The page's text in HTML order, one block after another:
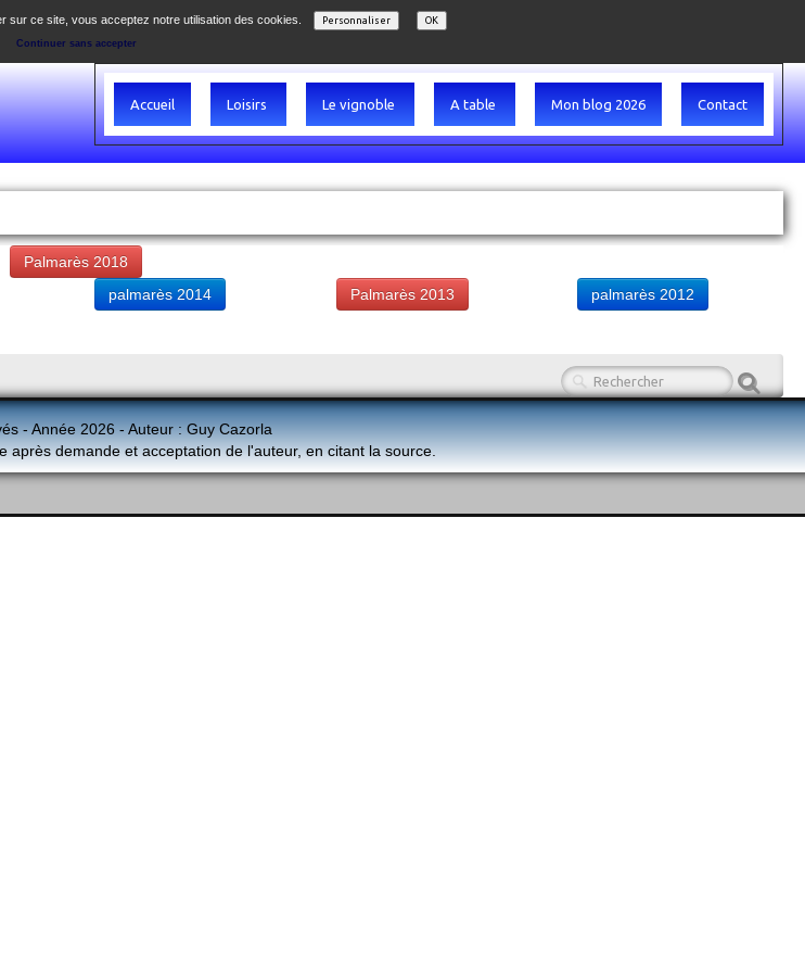
sur ce site, vous acceptez notre utilisation des cookies. Personnaliser OK
Continuer sans accepter
Accueil Loisirs Le vignoble A table Mon blog 2026 Contact
Palmarès 2018
palmarès 2014 Palmarès 2013 palmarès 2012
- Année 2026 - Auteur : Guy Cazorla
après demande et acceptation de l'auteur, en citant la source.